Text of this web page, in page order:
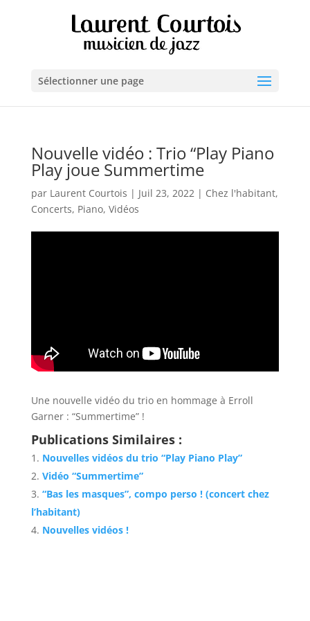
Sélectionner une page
Nouvelle vidéo : Trio “Play Piano
Play joue Summertime
par Laurent Courtois | Juil 23, 2022| Chez l'habitant,
Concerts, Piano, Vidéos
Une nouvelle vidéo du trio en hommage à Erroll
Garner : “Summertime” !
Publications Similaires :
Nouvelles vidéos du trio “Play Piano Play”
Vidéo “Summertime”
“Bas les masques”, compo perso ! (concert chez
l’habitant)
Nouvelles vidéos !